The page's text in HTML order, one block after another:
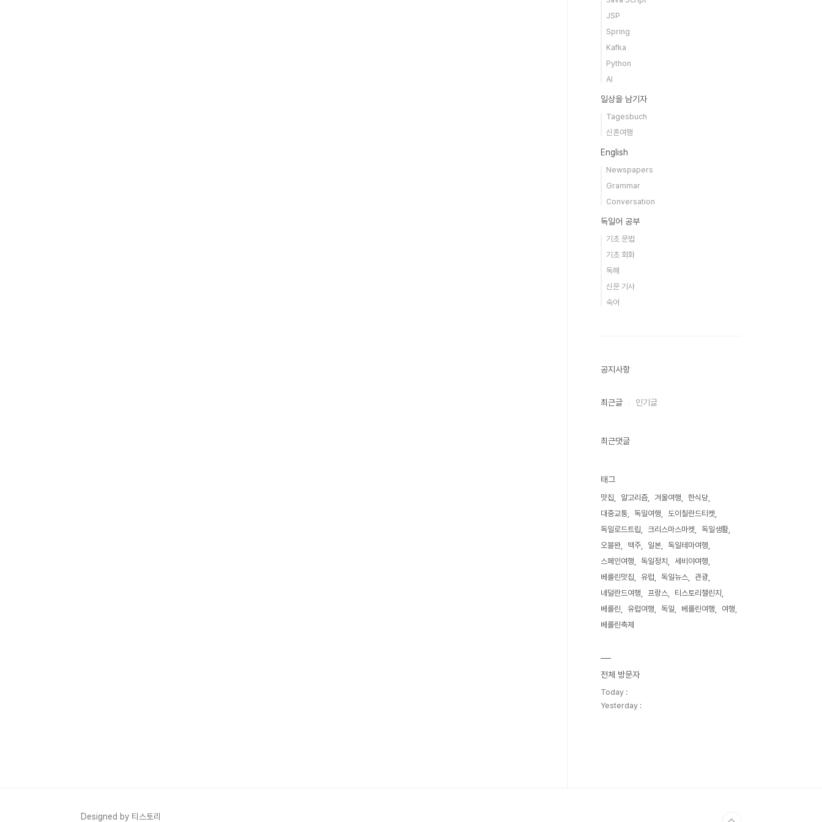
JSP
Spring
Kafka
Python
AI
일상을 남기자
Tagesbuch
신혼여행
English
Newspapers
Grammar
Conversation
독일어 공부
기초 문법
기초 회화
독해
신문 기사
숙어
공지사항
최근글 인기글
최근댓글
태그
맛집 알고리즘 겨울여행
한식당
대중교통
독일여행
도이칠란드티켓
독일로드트립
크리스마스마켓
독일생활
오블완
맥주 일본
독일테마여행
스페인여행
독일정치
세비야여행
베를린맛집
유럽 독일뉴스
관광
네덜란드여행
프랑스
티스토리챌린지
베를린
유럽여행 독일 베를린여행
여행
베를린축제
전체 방문자
Today :
Yesterday :
Designed by 티스토리